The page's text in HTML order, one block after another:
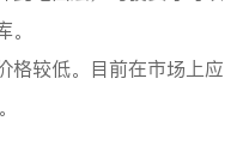
格较低。目前在市场上应